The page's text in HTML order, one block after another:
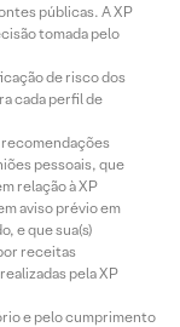
públicas. A XP
tomada pelo
de risco dos
cada perfil de
recomendações
pessoais, que
relação à XP
aviso prévio em
e que sua(s)
receitas
pela XP
e pelo cumprimento